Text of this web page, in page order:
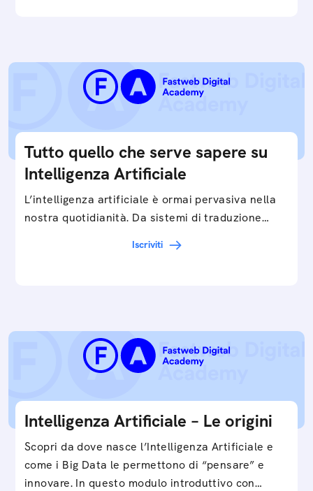
Tutto quello che serve sapere su
Intelligenza Artificiale
L’intelligenza artificiale è ormai pervasiva nella
nostra quotidianità. Da sistemi di traduzione
Iscriviti
Intelligenza Artificiale – Le origini
Scopri da dove nasce l’Intelligenza Artificiale e
come i Big Data le permettono di “pensare” e
innovare. In questo modulo introduttivo con